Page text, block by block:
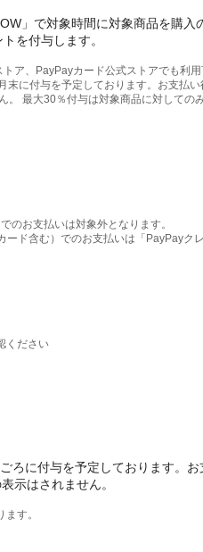
」で対象時間に対象商品を購入
を付与します。
ア、PayPayカード公式ストアでも利
末に付与を予定しております。お支払
。 最大30％付与は対象商品に対しての
のお支払いは対象外となります。
ド含む）でのお支払いは「PayPayク
ください
ろに付与を予定しております。
示はされません。
す。